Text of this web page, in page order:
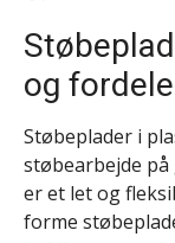
og fordele
Støbeplader i
støbearbejde
er et let og
forme